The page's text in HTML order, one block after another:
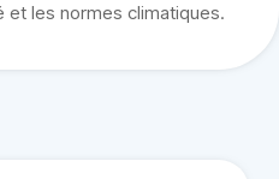
et les normes climatiques.